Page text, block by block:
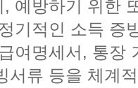
예방하기 위한
기적인 소득 증
여명세서, 통장
서류 등을 체계